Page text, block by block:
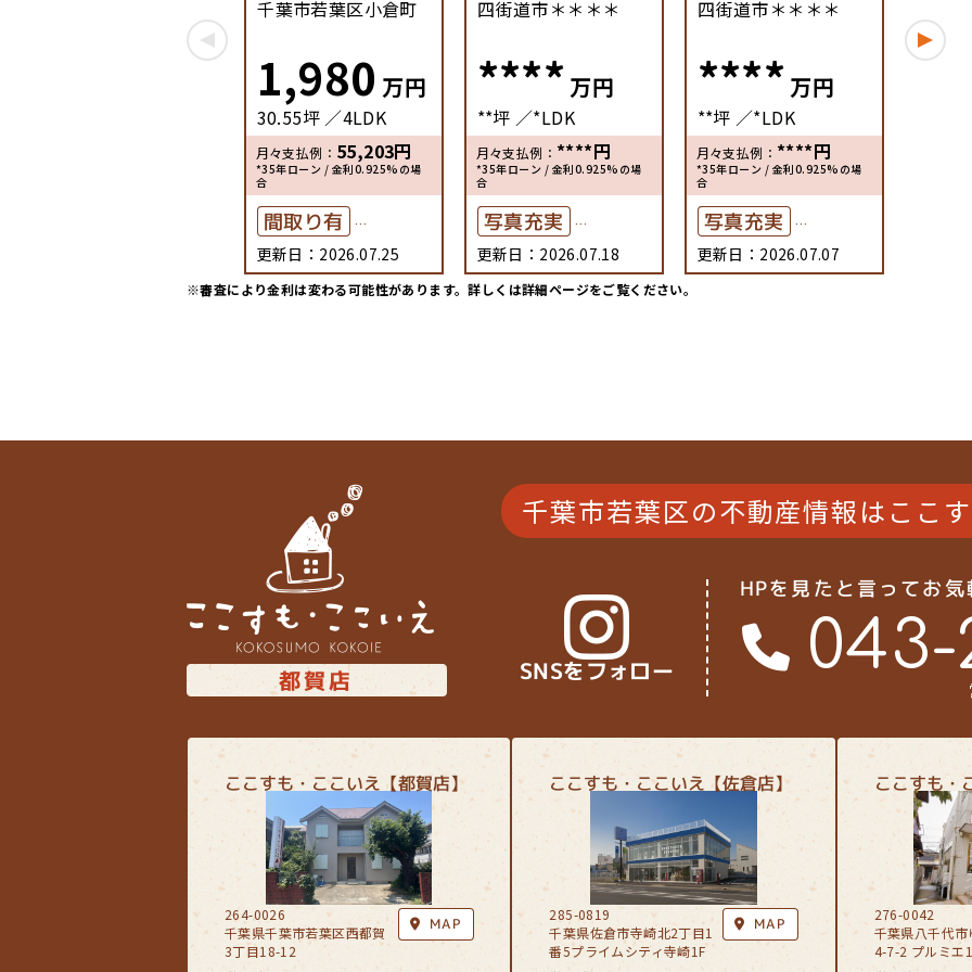
千葉市若葉区小倉町
1,980 万円
30.55坪 4LDK
月々支払例： 55,203円
*35年ローン / 金利0.925%の場
合
間取り有
駅徒歩10分以内
ペット可
更新日：2026.07.25
四街道市＊＊＊＊
**** 万円
**坪 *LDK
月々支払例： ****円
*35年ローン / 金利0.925%の場
合
写真充実
間取り有
築10年以内
4LDK以上
接道6ｍ以上
上下水道完備
更新日：2026.07.18
四街道市＊＊＊＊
**** 万円
**坪 *LDK
月々支払例： ****円
*35年ローン / 金利0.925%の場
合
写真充実
間取り有
4LDK以上
接道6ｍ以上
駐車場１台無料
上下水道完備
更新日：2026.07.07
接道
駐車
上下
※審査により金利は変わる可能性があります。詳しくは詳細ページをご覧ください。
千葉市若葉区の不動産情報は ここ
都賀店 SNSをフォロー
HPを見たと言ってお気
043-
ここすも・ここいえ【佐倉店】
285-0819
千葉県佐倉市寺崎北2丁目1
番5プライムシティ寺崎1F
MAP
ここすも・
276-0042
千葉県八千代市
4-7-2 プルミエ
ここすも・ここいえ【都賀店】
264-0026
千葉県千葉市若葉区西都賀
3丁目18-12
MAP